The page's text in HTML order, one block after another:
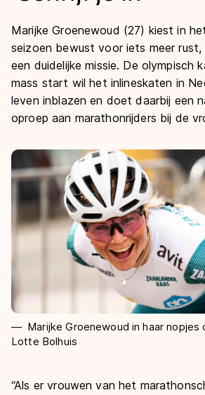
Langebaan
Shorttrack
Inlineskaten
Kunstschaatsen
Schoonrijden
Langebaan
Shorttrack
Inlineskaten
Kunstschaatsen
Tijden & historie
Ranglijsten Langebaan
Persoonlijke records & tijden
Historie & statistiek
De weg op
Inschrijven wedstrijden
Deze zomer de weg op
Waar kan ik schaatsen en skaten?
Schaatsfans
Alles voor jou als schaatsfan
Evenementen
Livestreams
Word schaatsfan!
Winacties
Olympische Spelen
Olympische Spelen
Medaille overzicht
Medaillespiegel
Olympische uitslagen
Van Jong tot Goud verhalen
Marijke Groenewoud (27) kiest in
seizoen bewust voor iets meer rust,
een duidelijke missie. De olympisch
mass start wil het inlineskaten in
leven inblazen en doet daarbij een
oproep aan marathonrijders bij de
Marijke Groenewoud in haar
Lotte Bolhuis
“Als er vrouwen van het